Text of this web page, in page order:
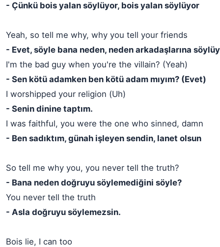
- Çünkü bois yalan söylüyor, bois yalan söylüyor
Yeah, so tell me why, why you tell your friends
- Evet, söyle bana neden, neden arkadaşlarına
I'm the bad guy when you're the villain? (Yeah)
- Sen kötü adamken ben kötü adam mıyım? (Evet)
I worshipped your religion (Uh)
- Senin dinine taptım.
I was faithful, you were the one who sinned, damn
- Ben sadıktım, günah işleyen sendin, lanet olsun
So tell me why you, you never tell the truth?
- Bana neden doğruyu söylemediğini söyle?
You never tell the truth
- Asla doğruyu söylemezsin.
Bois lie, I can too